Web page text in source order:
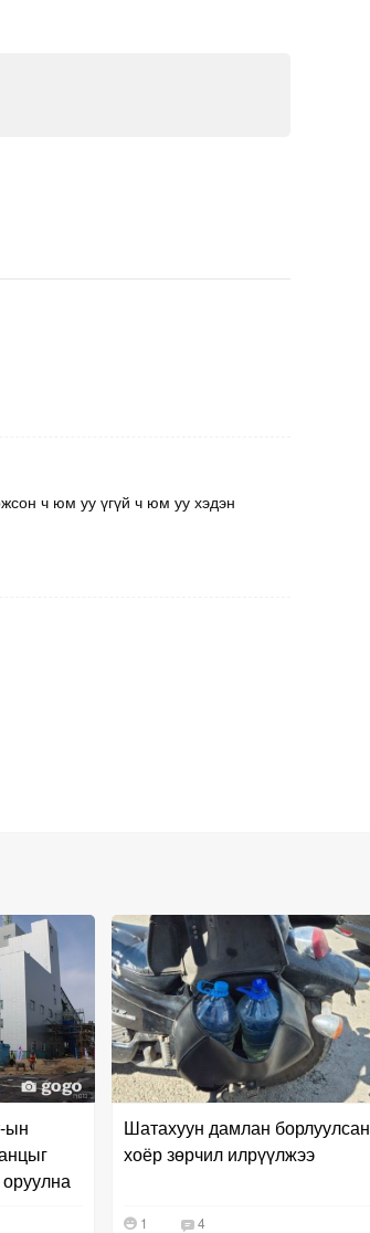
ч юм уу үгүй ч юм уу хэдэн
ын
Шатахуун дамлан борлуулсан
хоёр зөрчил илрүүлжээ
1 4